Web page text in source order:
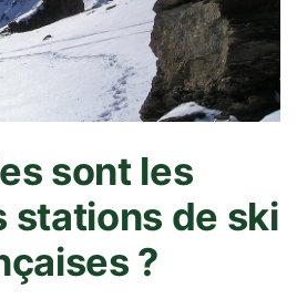
sont les
stations de ski
?